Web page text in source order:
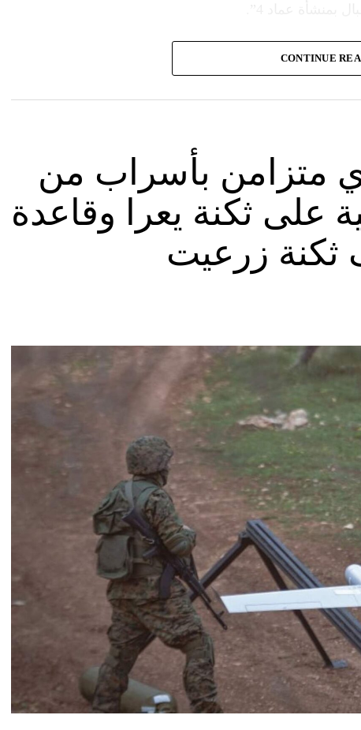
منشأة عسكرية تحمل اسم “عماد 4″، نسبة الى القائد العسكري في “الحزب” عماد مغنية الذي
CONTINUE
متزامن بأسراب من
على ثكنة يعرا وقاعدة
زرعيت